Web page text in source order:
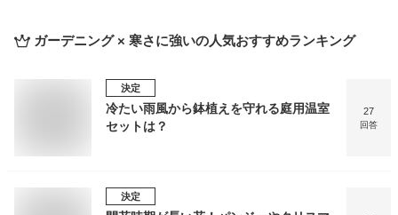
ガーデニング × 寒さに強いの人気おすすめランキング
決定
冷たい雨風から鉢植えを守れる庭用温室
セットは？
27
回答
決定